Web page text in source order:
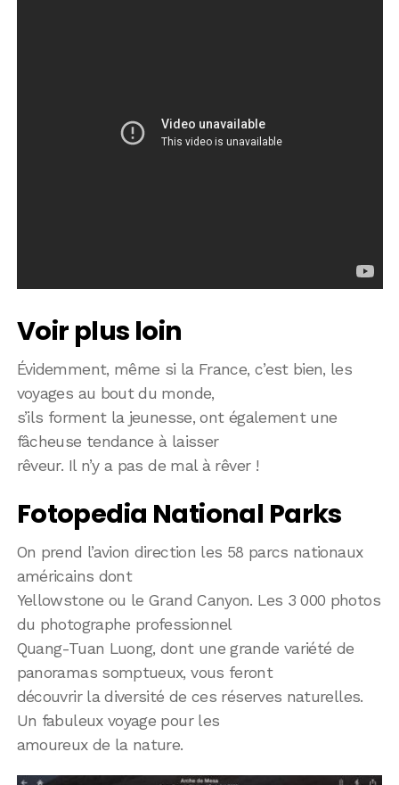
Voir plus loin
Évidemment, même si la France, c’est bien, les
voyages au bout du monde,
s’ils forment la jeunesse, ont également une
fâcheuse tendance à laisser
rêveur. Il n’y a pas de mal à rêver !
Fotopedia National Parks
On prend l’avion direction les 58 parcs nationaux
américains dont
Yellowstone ou le Grand Canyon. Les 3 000 photos
du photographe professionnel
Quang-Tuan Luong, dont une grande variété de
panoramas somptueux, vous feront
découvrir la diversité de ces réserves naturelles.
Un fabuleux voyage pour les
amoureux de la nature.